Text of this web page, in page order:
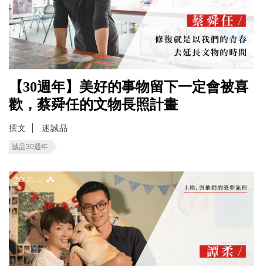
【30週年】美好的事物留下一定會被喜
歡，蔡舜任的文物長照計畫
撰文 迷誠品
誠品30週年